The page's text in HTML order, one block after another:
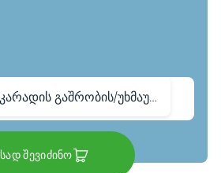
ბამბის კარადის გაშრობის/უხმაურო პროგრამა
სად შევიძინო